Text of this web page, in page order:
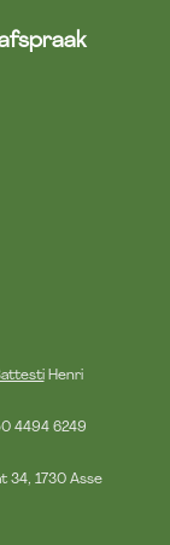
Henri
4494 6249
34, 1730 Asse